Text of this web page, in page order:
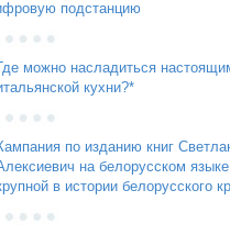
подстанцию
Где можно насладиться
кухни?*
по изданию книг
на белорусском
в истории белорусского